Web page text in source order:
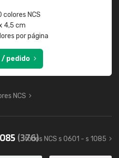
colores NCS
4,5 cm
por página
/ pedido
NCS
(376)
todos NCS s 0601 - s 1085